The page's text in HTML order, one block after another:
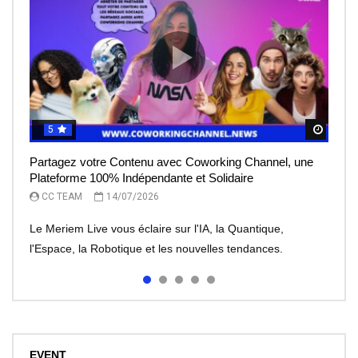
5
Partagez votre Contenu avec Coworking Channel, une
Plateforme 100% Indépendante et Solidaire
CC TEAM 14/07/2026
Le Meriem Live vous éclaire sur l'IA, la Quantique,
l'Espace, la Robotique et les nouvelles tendances.
5
Le Meriem Live vous éclaire sur l’IA, la Quantique,
l’Espace
CC TEAM 13/07/2026
5
IA et robots : peut-on leur faire totalement confiance ?
CC TEAM 08/07/2026
5
Le rêve de l’entrepreneur, devenir une licorne, mais à
quel prix?
CC TEAM 07/07/2026
5
Meriem Live à la découverte des Robots
CC TEAM 30/06/2026
EVENT